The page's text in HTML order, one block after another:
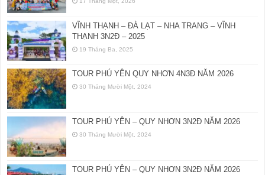
VĨNH THẠNH – ĐÀ LẠT – NHA TRANG – VĨNH
THẠNH 3N2Đ – 2025
19 Tháng Ba, 2025
TOUR PHÚ YÊN QUY NHƠN 4N3Đ NĂM 2026
30 Tháng Mười Một, 2024
TOUR PHÚ YÊN – QUY NHƠN 3N2Đ NĂM 2026
30 Tháng Mười Một, 2024
TOUR PHÚ YÊN – QUY NHƠN 3N2Đ NĂM 2026